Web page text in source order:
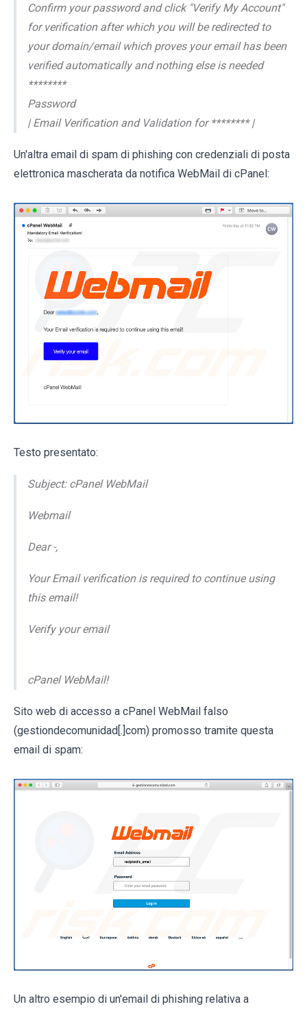
Confirm your password and click "Verify My Account"
for verification after which you will be redirected to
your domain/email which proves your email has been
verified automatically and nothing else is needed
********
Password
| Email Verification and Validation for ******** |
Un'altra email di spam di phishing con credenziali di posta
elettronica mascherata da notifica WebMail di cPanel:
Testo presentato:
Subject: cPanel WebMail
Webmail
Dear -,
Your Email verification is required to continue using
this email!
Verify your email
cPanel WebMail!
Sito web di accesso a cPanel WebMail falso
(gestiondecomunidad[.]com) promosso tramite questa
email di spam:
Un altro esempio di un'email di phishing relativa a